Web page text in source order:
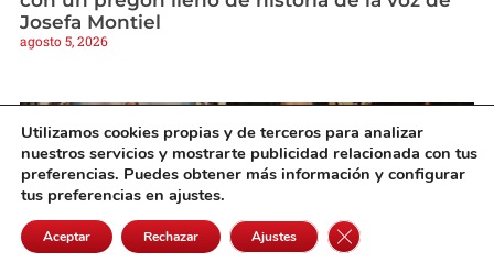
Josefa Montiel
agosto 5, 2026
Utilizamos cookies propias y de terceros para analizar
nuestros servicios y mostrarte publicidad relacionada con tus
preferencias. Puedes obtener más información y configurar
tus preferencias en ajustes.
Aceptar Rechazar Ajustes Cerrar el banner de